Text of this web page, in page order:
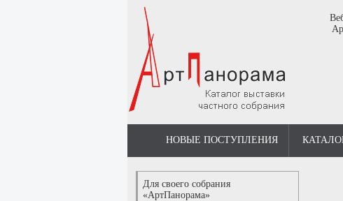
НОВЫЕ ПОСТУПЛЕНИЯ
Для своего собрания
«АртПанорама»